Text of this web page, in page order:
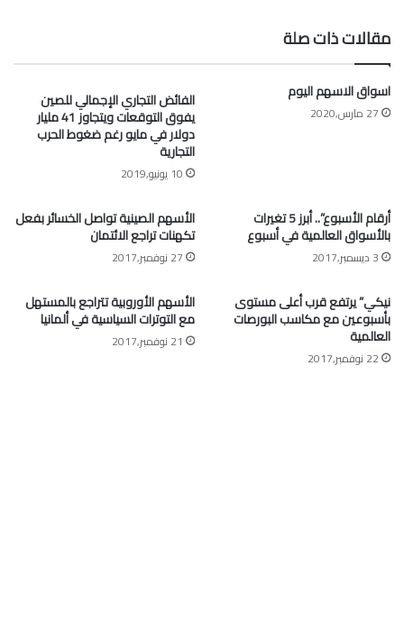
مقالات ذات صلة
اسواق الاسهم اليوم
27 مارس,2020
الفائض التجاري الإجمالي للصين
يفوق التوقعات ويتجاوز 41 مليار
دولار في مايو رغم ضغوط الحرب
التجارية
10 يونيو,2019
أرقام الأسبوع”.. أبرز 5 تغيرات
بالأسواق العالمية في أسبوع
3 ديسمبر,2017
الأسهم الصينية تواصل الخسائر بفعل
تكهنات تراجع الائتمان
27 نوفمبر,2017
نيكي” يرتفع قرب أعلى مستوى
بأسبوعين مع مكاسب البورصات
العالمية
22 نوفمبر,2017
الأسهم الأوروبية تتراجع بالمستهل
مع التوترات السياسية في ألمانيا
21 نوفمبر,2017